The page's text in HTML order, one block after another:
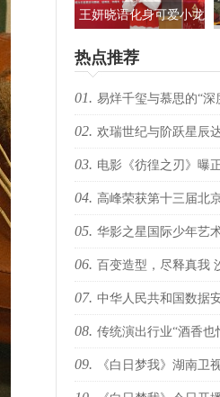
王妍晓语化身可爱小龙
家送来新春祝福
热点推荐
01. 易烊千玺与慕思的“深
生向上者”续航
02. 欢瑞世纪与阶跃星辰
跃”AI联合实验室
03. 电影《彷徨之刃》曝
枪决战恶魔少年
04. 高峰荣获第十三届北
十佳导演
05. 华影之星国际少年艺
国际网络电影展，传承电
06. 百变造型，尽释真我
依林 共启「出格」之旅
07. 中华人民共和国数据
08. 传统演出行业“酒香
下何处才是下一个突破口
09. 《白日梦我》湖南卫